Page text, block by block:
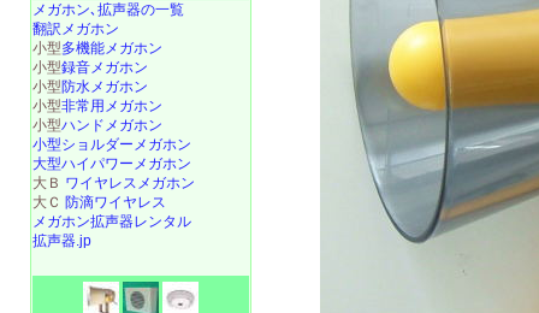
メガホン､拡声器の一覧
翻訳メガホン
小型多機能メガホン
小型録音メガホン
小型防水メガホン
小型非常用メガホン
小型ハンドメガホン
小型ショルダーメガホン
大型ハイパワーメガホン
大Ｂ ワイヤレスメガホン
大Ｃ 防滴ワイヤレス
メガホン拡声器レンタル
拡声器.jp